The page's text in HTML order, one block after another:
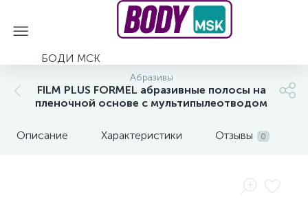
БОДИ МСК
Абразивы
FILM PLUS FORMEL абразивные полосы на
пленочной основе с мультипылеотводом
Описание Характеристики Отзывы 0